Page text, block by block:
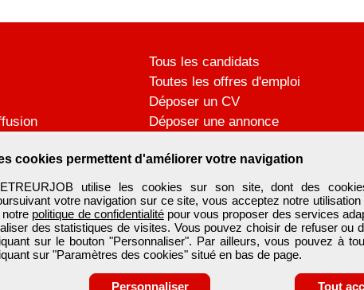
cookies permettent d'améliorer votre navigation
utilise les cookies sur son site, dont des
votre navigation sur ce site, vous acceptez notre
notre politique de confidentialitépour vous proposer des services
des statistiques de visites. Vous pouvez choisir de refuser ou
sur le bouton "Personnaliser". Par ailleurs, vous pouvez à
sur "Paramètres des cookies" situé en bas de page.
Personnaliser Tout
Tous les candidats
Toutes les offres d'emploi
Déposer un CV
Déposer une annonce